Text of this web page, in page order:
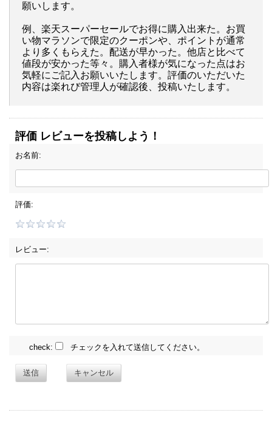
願いします。
例、楽天スーパーセールでお得に購入出来た。お買
い物マラソンで限定のクーポンや、ポイントが通常
より多くもらえた。配送が早かった。他店と比べて
値段が安かった等々。購入者様が気になった点はお
気軽にご記入お願いいたします。評価のいただいた
内容は楽れび管理人が確認後、投稿いたします。
評価 レビューを投稿しよう！
お名前:
評価:
レビュー:
check: チェックを入れて送信してください。
送信 キャンセル